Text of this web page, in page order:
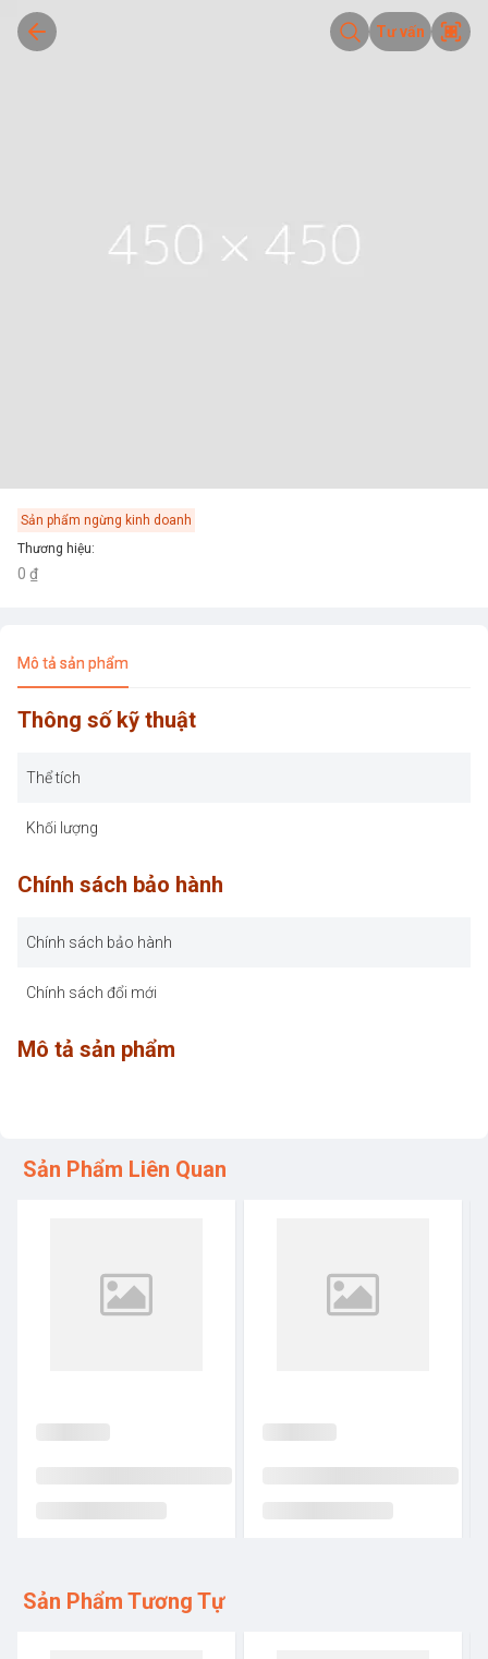
Tư vấn
Sản phẩm ngừng kinh doanh
Thương hiệu:
0 ₫
Mô tả sản phẩm
Thông số kỹ thuật
Thể tích
Khối lượng
Chính sách bảo hành
Chính sách bảo hành
Chính sách đổi mới
Mô tả sản phẩm
Sản Phẩm Liên Quan
Sản Phẩm Tương Tự